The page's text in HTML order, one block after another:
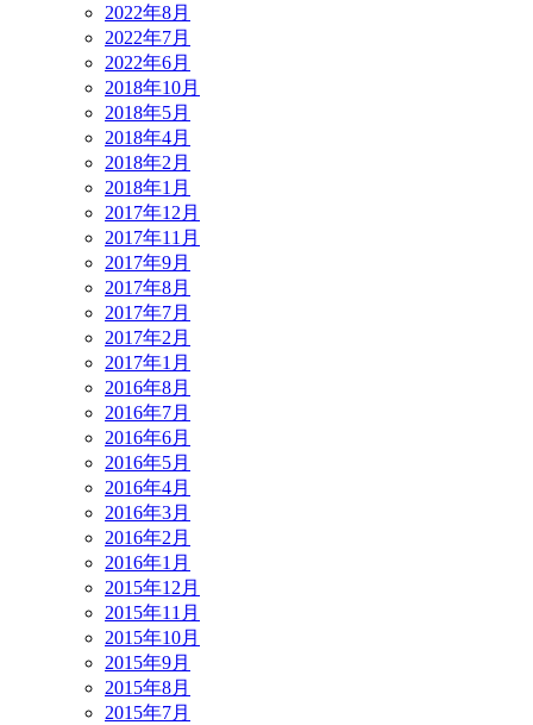
2022年8月
2022年7月
2022年6月
2018年10月
2018年5月
2018年4月
2018年2月
2018年1月
2017年12月
2017年11月
2017年9月
2017年8月
2017年7月
2017年2月
2017年1月
2016年8月
2016年7月
2016年6月
2016年5月
2016年4月
2016年3月
2016年2月
2016年1月
2015年12月
2015年11月
2015年10月
2015年9月
2015年8月
2015年7月